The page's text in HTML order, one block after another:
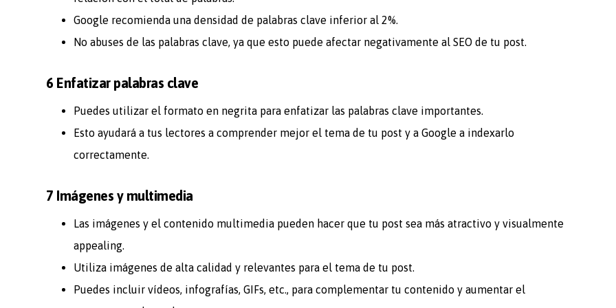
Google recomienda una densidad de palabras clave inferior al 2%.
No abuses de las palabras clave, ya que esto puede afectar negativamente al SEO de tu post.
6 Enfatizar palabras clave
Puedes utilizar el formato en negrita para enfatizar las palabras clave importantes.
Esto ayudará a tus lectores a comprender mejor el tema de tu post y a Google a indexarlo
correctamente.
7 Imágenes y multimedia
Las imágenes y el contenido multimedia pueden hacer que tu post sea más atractivo y visualmente
appealing.
Utiliza imágenes de alta calidad y relevantes para el tema de tu post.
Puedes incluir vídeos, infografías, GIFs, etc., para complementar tu contenido y aumentar el